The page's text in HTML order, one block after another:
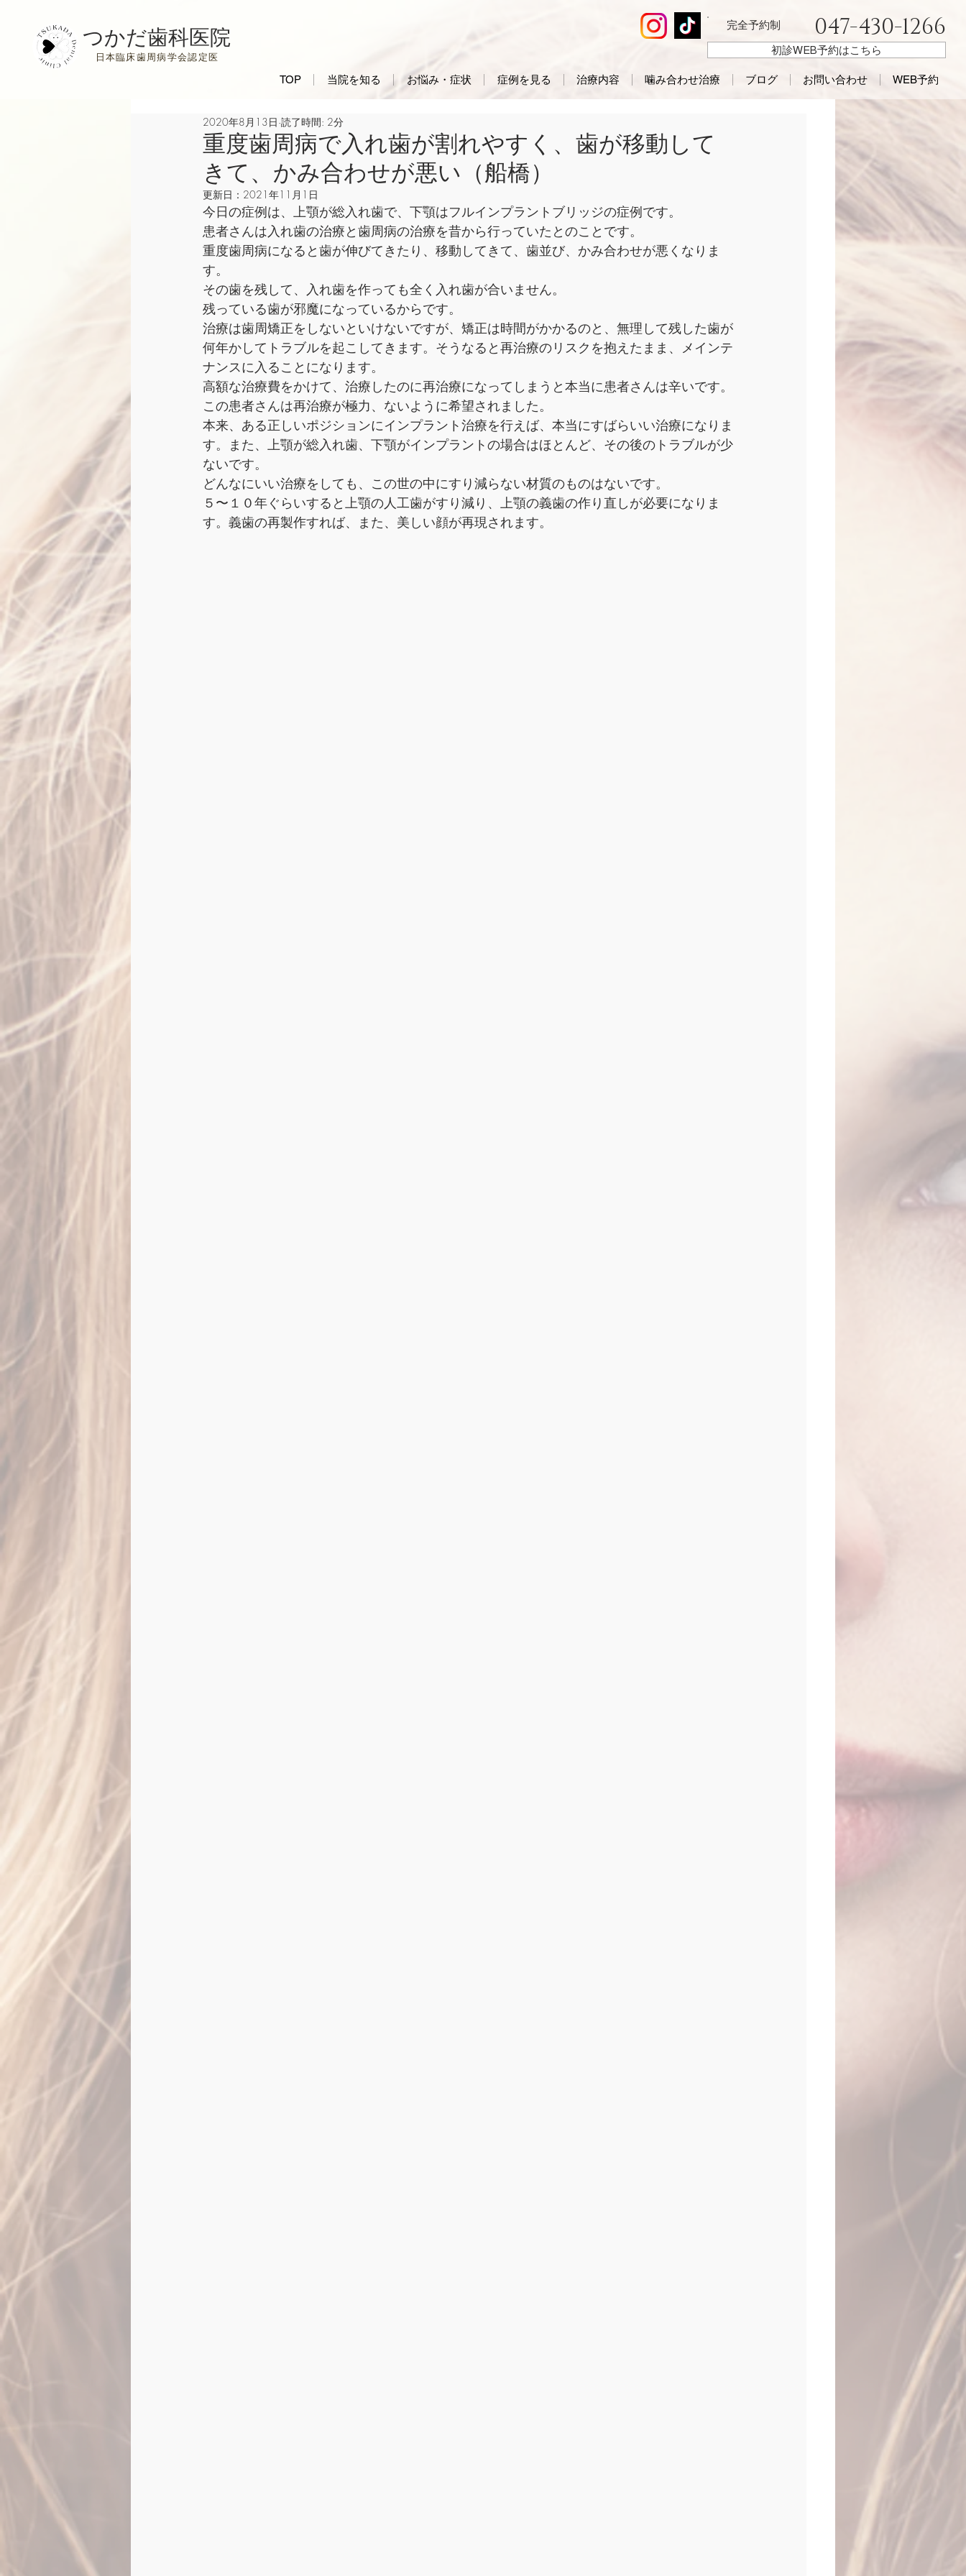
日本臨床歯周病学会認定医
つかだ歯科医院 完全予約制 047-430-1266
初診WEB予約はこちら
TOP 当院を知る お悩み・症状 症例を見る 治療内容 噛み合わせ治療 ブログ お問い合わせ WEB予約
重度歯周病で入れ歯が割れやすく、歯が移動して
きて、かみ合わせが悪い（船橋）
2020年8月13日 読了時間: 2分
更新日： 2021年11月1日
今日の症例は、上顎が総入れ歯で、下顎はフルインプラントブリッジの症例です。
患者さんは入れ歯の治療と歯周病の治療を昔から行っていたとのことです。
重度歯周病になると歯が伸びてきたり、移動してきて、歯並び、かみ合わせが悪くなりま
す。
その歯を残して、入れ歯を作っても全く入れ歯が合いません。
残っている歯が邪魔になっているからです。
治療は歯周矯正をしないといけないですが、矯正は時間がかかるのと、無理して残した歯が
何年かしてトラブルを起こしてきます。そうなると再治療のリスクを抱えたまま、メインテ
ナンスに入ることになります。
高額な治療費をかけて、治療したのに再治療になってしまうと本当に患者さんは辛いです。
この患者さんは再治療が極力、ないように希望されました。
本来、ある正しいポジションにインプラント治療を行えば、本当にすばらいい治療になりま
す。また、上顎が総入れ歯、下顎がインプラントの場合はほとんど、その後のトラブルが少
ないです。
どんなにいい治療をしても、この世の中にすり減らない材質のものはないです。
５〜１０年ぐらいすると上顎の人工歯がすり減り、上顎の義歯の作り直しが必要になりま
す。義歯の再製作すれば、また、美しい顔が再現されます。